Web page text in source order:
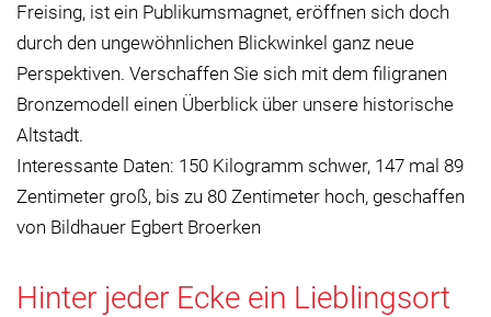
Freising, ist ein Publikumsmagnet, eröffnen sich doch
durch den ungewöhnlichen Blickwinkel ganz neue
Perspektiven. Verschaffen Sie sich mit dem filigranen
Bronzemodell einen Überblick über unsere historische
Altstadt.
Interessante Daten: 150 Kilogramm schwer, 147 mal 89
Zentimeter groß, bis zu 80 Zentimeter hoch, geschaffen
von Bildhauer Egbert Broerken
Hinter jeder Ecke ein Lieblingsort